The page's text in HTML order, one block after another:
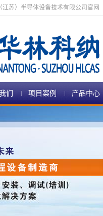
苏）半导体设备技术有限公司官网
们 项目案例 产品中心